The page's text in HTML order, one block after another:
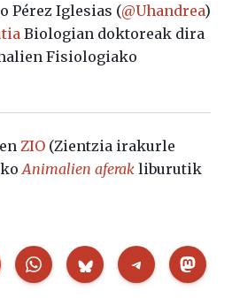
Pérez Iglesias (@Uhandrea)
Biologian doktoreak dira
Fisiologiako
ZIO (Zientzia irakurle
Animalien aferak liburutik